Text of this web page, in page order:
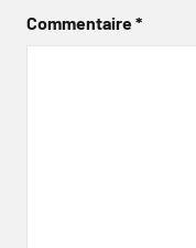
Commentaire*